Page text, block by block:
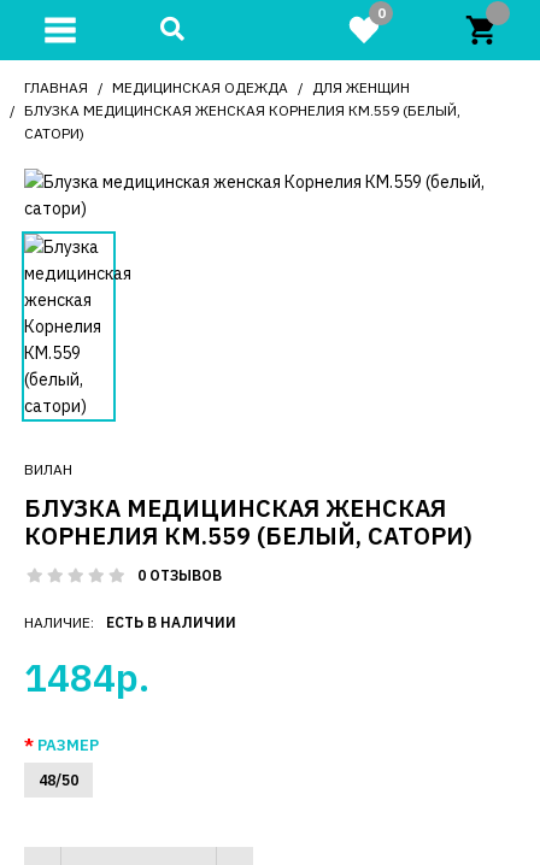
0
ГЛАВНАЯ МЕДИЦИНСКАЯ ОДЕЖДА
ДЛЯ ЖЕНЩИН
БЛУЗКА МЕДИЦИНСКАЯ ЖЕНСКАЯ КОРНЕЛИЯ КМ.559 (БЕЛЫЙ,
САТОРИ)
ВИЛАН
БЛУЗКА МЕДИЦИНСКАЯ ЖЕНСКАЯ
КОРНЕЛИЯ КМ.559 (БЕЛЫЙ, САТОРИ)
0 ОТЗЫВОВ
НАЛИЧИЕ: ЕСТЬ В НАЛИЧИИ
1484р.
РАЗМЕР
48/50